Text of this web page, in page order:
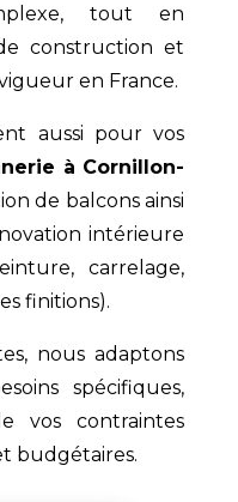
tout en
construction et
en France.
aussi pour vos
à Cornillon-
de balcons ainsi
intérieure
carrelage,
finitions).
nous adaptons
spécifiques,
vos contraintes
budgétaires.